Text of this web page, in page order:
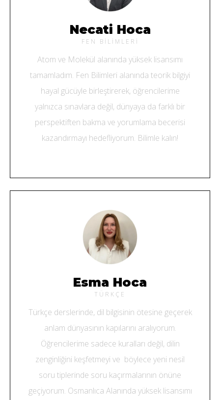
Necati Hoca
FEN BILIMLERI
Atom ve Molekül alanında yüksek lisansımı
tamamladım. Fen Bilimleri alanında teorik bilgiyi
hayal gücüyle birleştirerek, öğrencilerime
yalnızca sınavlara değil, dünyaya da farklı bir
perspektiften bakma ve yorumlama becerisi
kazandırmayı hedefliyorum. Bilimle kalın!
Esma Hoca
TÜRKÇE
Türkçe derslerinde, dil bilgisinin ötesine geçerek
anlam dünyasının kapılarını aralıyorum.
Öğrencilerime sadece kuralları değil, dilin
zenginliğini keşfetmeyi ve böylece yeni nesil
soru tiplerinde soru kaçırmalarının önüne
geçiyorum. Osmanlıca Alanında yüksek lisansımı